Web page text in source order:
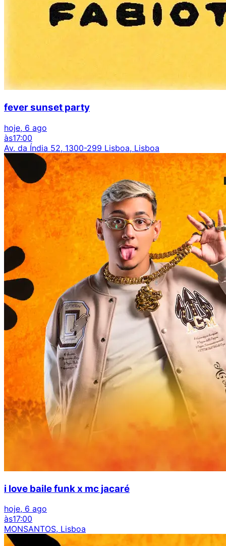
fever sunset party
hoje, 6 ago
às17:00
Av. da Índia 52, 1300-299 Lisboa, Lisboa
i love baile funk x mc jacaré
hoje, 6 ago
às17:00
MONSANTOS, Lisboa